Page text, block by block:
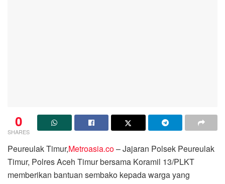
0
SHARES
Peureulak Timur,Metroasia.co– Jajaran Polsek Peureulak
Timur, Polres Aceh Timur bersama Koramil 13/PLKT
memberikan bantuan sembako kepada warga yang